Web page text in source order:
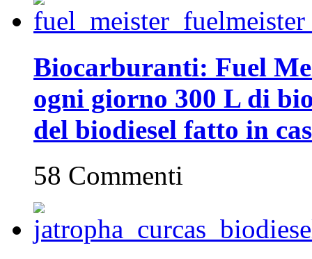
Biocarburanti: Fuel
ogni giorno 300 L di
del biodiesel fatto in
58 Commenti